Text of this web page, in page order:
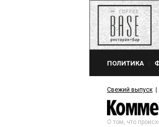
ПОЛИТИКА
Свежий выпуск
О том, что